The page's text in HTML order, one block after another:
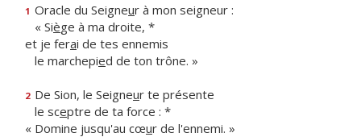
1 Oracle du Seigneur à mon seigneur :
« Siège à ma droite, *
et je ferai de tes ennemis
le marchepied de ton trône. »
2 De Sion, le Seigneur te présente
le sceptre de ta force : *
« Domine jusqu'au cœur de l'ennemi. »